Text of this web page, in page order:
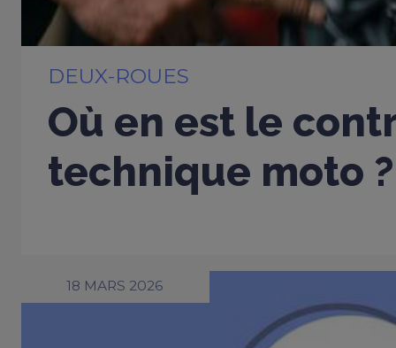
DEUX-ROUES
Où en est le
technique moto ?
18 MARS 2026